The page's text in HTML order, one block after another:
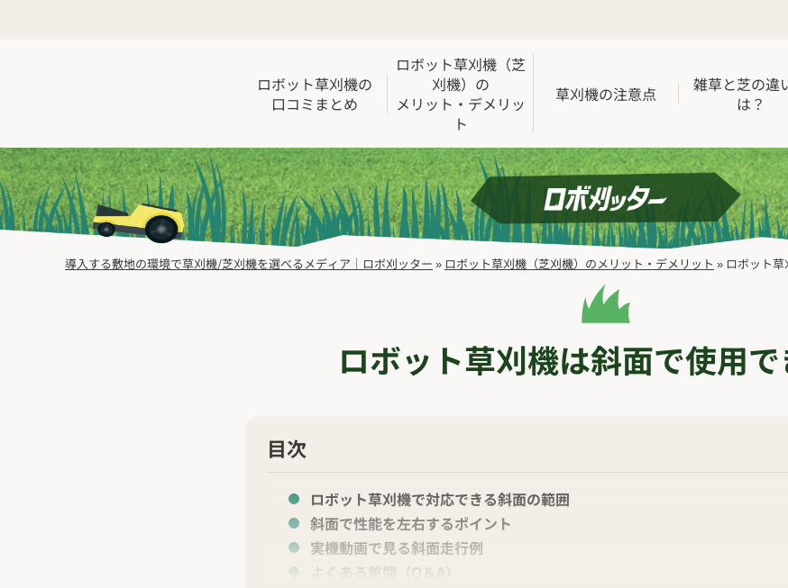
ロボット草刈機の
口コミまとめ
ロボット草刈機（芝
刈機）の
メリット・デメリッ
ト
草刈機の注意点
雑草と芝の違
は？
導入する敷地の環境で草刈機/芝刈機を選べるメディア｜ロボ刈ッター » ロボット草刈機（芝刈機）のメリット・デメリット » ロボット
ロボット草刈機は斜面で使用で
目次
ロボット草刈機で対応できる斜面の範囲
斜面で性能を左右するポイント
実機動画で見る斜面走行例
よくある質問（Q＆A）